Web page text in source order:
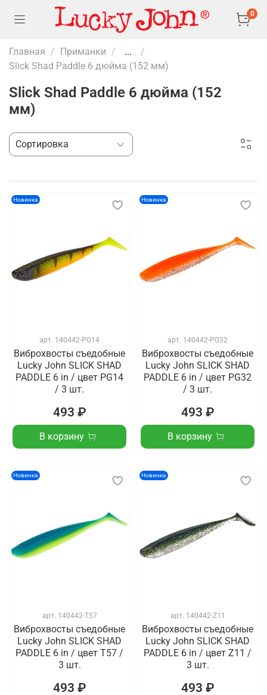
0
Главная Приманки
...
Slick Shad Paddle 6 дюйма (152 мм)
Slick Shad Paddle 6 дюйма (152
мм)
Новинка
арт. 140442-PG14
Виброхвосты съедобные
Lucky John SLICK SHAD
PADDLE 6 in / цвет PG14
/ 3 шт.
493 ₽
В корзину
Новинка
арт. 140442-PG32
Виброхвосты съедобные
Lucky John SLICK SHAD
PADDLE 6 in / цвет PG32
/ 3 шт.
493 ₽
В корзину
Новинка
арт. 140442-T57
Виброхвосты съедобные
Lucky John SLICK SHAD
PADDLE 6 in / цвет T57 /
3 шт.
493 ₽
Новинка
арт. 140442-Z11
Виброхвосты съедобные
Lucky John SLICK SHAD
PADDLE 6 in / цвет Z11 /
3 шт.
493 ₽